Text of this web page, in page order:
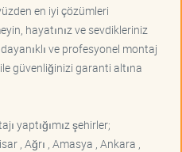
en iyi çözümleri
hayatınız ve sevdikleriniz
ve profesyonel montaj
güvenliğinizi garanti altına
yaptığımız şehirler;
, Ağrı , Amasya , Ankara ,